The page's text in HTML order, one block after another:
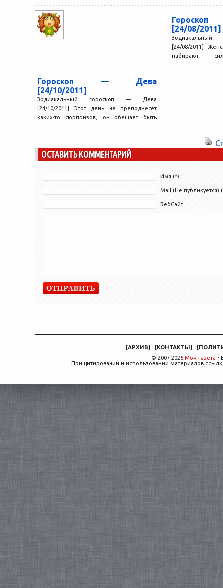
буквально все, что...
[24/08/2011]
[24/08/2011]
набирают
Гороскоп — Дева
[24/10/2011]
Зодиакальный гороскоп — Дева
[24/10/2011] Этот день не преподнесет
каких-то сюрпризов, он обещает быть
спокойным и предсказуемым, в меру
ОСТАВИТЬ КОММЕНТАРИЙ
Имя (*)
Mail (Не публикуется)
ВебСайт
[АРХИВ] [КОНТАКТЫ] [
© 2007-2026 Моя газета •
При цитировании и использовании материалов